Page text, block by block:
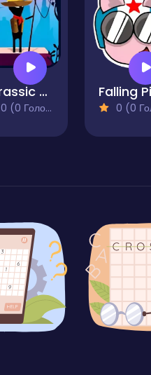
Jurassic Run
0 (0 Голосів)
Falling
0 (0